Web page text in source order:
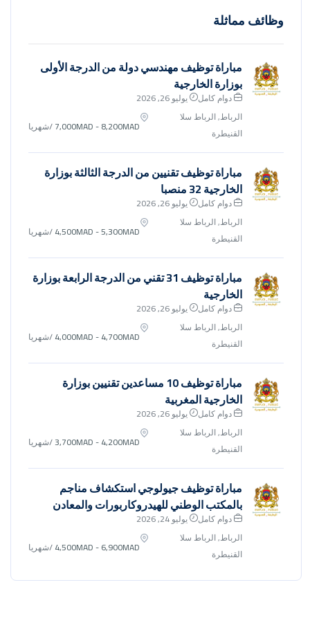
وظائف مماثلة
مباراة توظيف مهندسي دولة من الدرجة الأولى
بوزارة الخارجية
دوام كامل
يوليو 26, 2026
الرباط, الرباط سلا
القنيطرة
7,000MAD - 8,200MAD/شهريا
مباراة توظيف تقنيين من الدرجة الثالثة بوزارة
الخارجية 32 منصبا
دوام كامل
يوليو 26, 2026
الرباط, الرباط سلا
القنيطرة
4,500MAD - 5,300MAD/شهريا
مباراة توظيف 31 تقني من الدرجة الرابعة بوزارة
الخارجية
دوام كامل
يوليو 26, 2026
الرباط, الرباط سلا
القنيطرة
4,000MAD - 4,700MAD/شهريا
مباراة توظيف 10 مساعدين تقنيين بوزارة
الخارجية المغربية
دوام كامل
يوليو 26, 2026
الرباط, الرباط سلا
القنيطرة
3,700MAD - 4,200MAD/شهريا
مباراة توظيف جيولوجي استكشاف مناجم
بالمكتب الوطني للهيدروكاربورات والمعادن
دوام كامل
يوليو 24, 2026
الرباط, الرباط سلا
القنيطرة
4,500MAD - 6,900MAD/شهريا